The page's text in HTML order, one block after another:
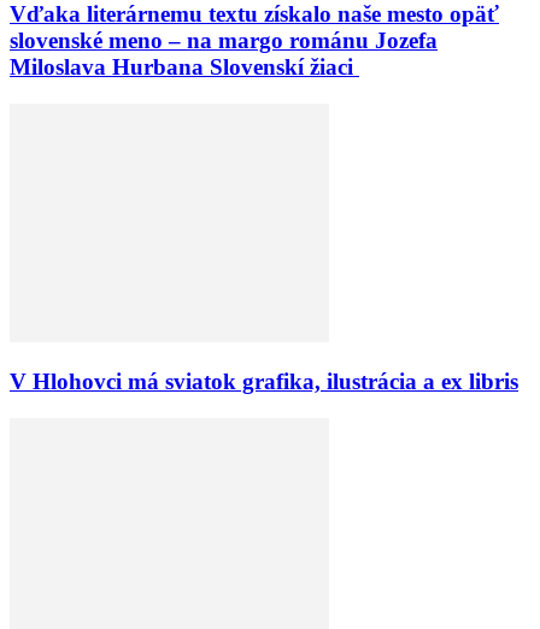
Vďaka literárnemu textu získalo naše mesto opäť
slovenské meno – na margo románu Jozefa
Miloslava Hurbana Slovenskí žiaci
V Hlohovci má sviatok grafika, ilustrácia a ex libris